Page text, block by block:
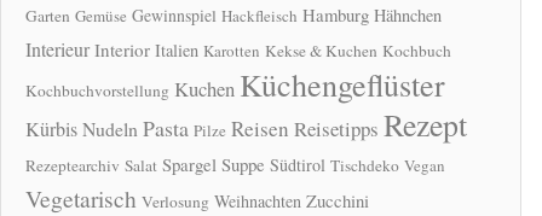
Garten Gemüse Gewinnspiel Hackfleisch Hamburg Hähnchen
Interieur Interior Italien Karotten Kekse & Kuchen Kochbuch
Kochbuchvorstellung Kuchen Küchengeflüster
KürbisNudeln Pasta Pilze Reisen Reisetipps Rezept
Rezeptearchiv Salat Spargel Suppe Südtirol Tischdeko Vegan
Vegetarisch Verlosung Weihnachten Zucchini